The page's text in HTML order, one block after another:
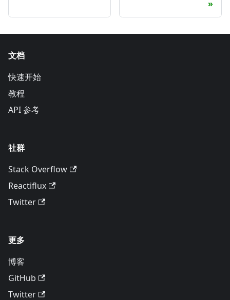
文档
快速开始
教程
API 参考
社群
Stack Overflow
Reactiflux
Twitter
更多
博客
GitHub
Twitter